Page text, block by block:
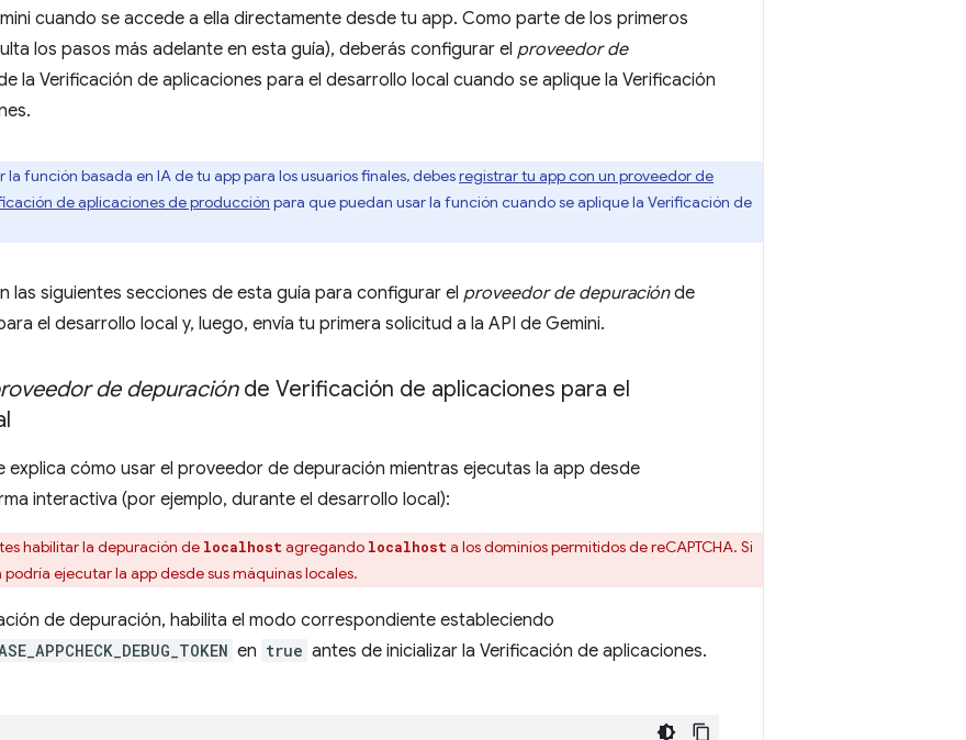
cuando se accede a ella directamente desde tu app. Como parte de los primeros
los pasos más adelante en esta guía), deberás configurar el proveedor de
la Verificación de aplicaciones para el desarrollo local cuando se aplique la Verificación
la función basada en IA de tu app para los usuarios finales, debesregistrar tu app con un proveedor de
de aplicaciones de producción para que puedan usar la función cuando se aplique la Verificación de
las siguientes secciones de esta guía para configurar el proveedor de depuraciónde
el desarrollo local y, luego, envía tu primera solicitud a la API de Gemini.
de depuraciónde Verificación de aplicaciones para el
explica cómo usar el proveedor de depuración mientras ejecutas la app desde
interactiva (por ejemplo, durante el desarrollo local):
habilitar la depuración de localhost agregando localhost a los dominios permitidos de reCAPTCHA. Si
ejecutar la app desde sus máquinas locales.
de depuración, habilita el modo correspondiente estableciendo
en true antes de inicializar la Verificación de aplicaciones.